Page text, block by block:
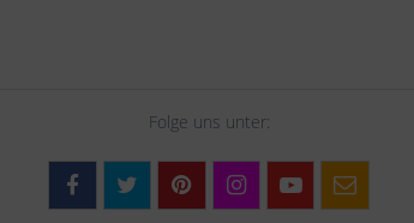
Folge uns unter: